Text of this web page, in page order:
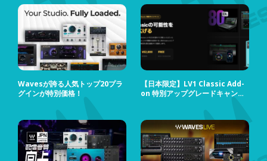
Wavesが誇る人気トップ20プラ
グインが特別価格！
【日本限定】LV1 Classic Add-
on 特別アップグレードキャンペ